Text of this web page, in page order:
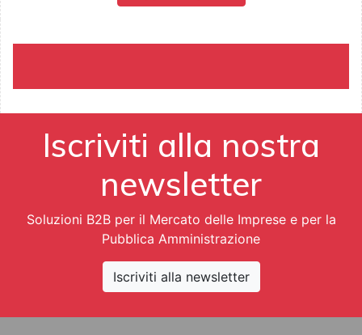
Iscriviti alla nostra
newsletter
Soluzioni B2B per il Mercato delle Imprese e per la
Pubblica Amministrazione
Iscriviti alla newsletter